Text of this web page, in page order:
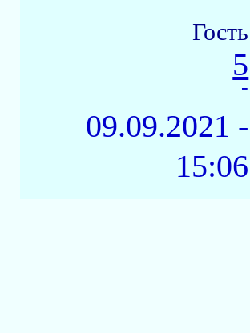
Гость
5
-
09.09.2021 -
15:06